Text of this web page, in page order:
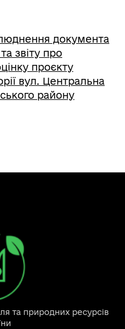
документа
звіту про
проєкту
вул. Центральна
району
та природних ресурсів